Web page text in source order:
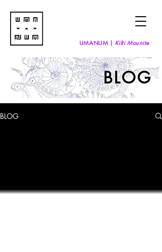
UMANUM | Kilti Mounite
BLOG
BLOG